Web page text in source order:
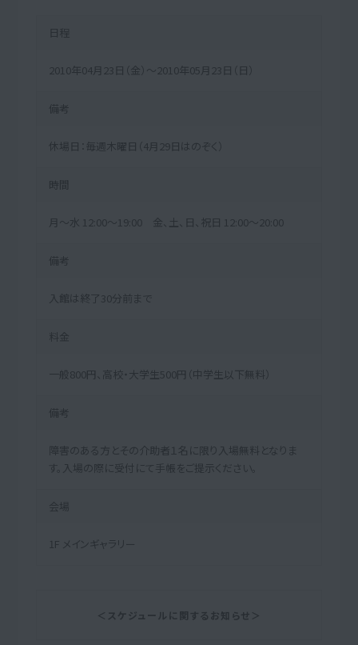
日程
2010年04月23日（金）～2010年05月23日（日）
備考
休場日：毎週木曜日（4月29日はのぞく）
時間
月～水 12:00～19:00 金、土、日、祝日 12:00～20:00
備考
入館は終了30分前まで
料金
一般800円、高校・大学生500円（中学生以下無料）
備考
障害のある方とその介助者１名に限り入場無料となりま
す。入場の際に受付にて手帳をご提示ください。
会場
1F メインギャラリー
＜スケジュールに関するお知らせ＞